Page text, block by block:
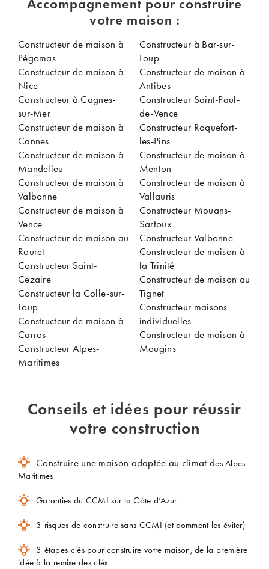
votre maison :
Constructeur de maison à
Pégomas
Constructeur de maison à
Nice
Constructeur à Cagnes-
sur-Mer
Constructeur de maison à
Cannes
Constructeur de maison à
Mandelieu
Constructeur de maison à
Valbonne
Constructeur de maison à
Vence
Constructeur de maison au
Rouret
Constructeur Saint-
Cezaire
Constructeur la Colle-sur-
Loup
Constructeur de maison à
Carros
Constructeur Alpes-
Maritimes
Constructeur à Bar-sur-
Loup
Constructeur de maison à
Antibes
Constructeur Saint-Paul-
de-Vence
Constructeur Roquefort-
les-Pins
Constructeur de maison à
Menton
Constructeur de maison à
Vallauris
Constructeur Mouans-
Sartoux
Constructeur Valbonne
Constructeur de maison à
la Trinité
Constructeur de maison au
Tignet
Constructeur maisons
individuelles
Constructeur de maison à
Mougins
Conseils et idées pour réussir
votre construction
Construire une maison adaptée au climat des Alpes-
Maritimes
Garanties du CCMI sur la Côte d’Azur
3 risques de construire sans CCMI (et comment les éviter)
3 étapes clés pour construire votre maison, de la première
idée à la remise des clés